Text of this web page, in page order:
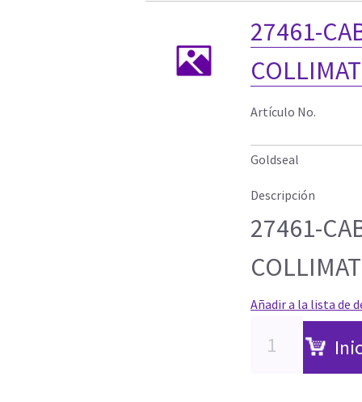
27461-
Artículo No.
Goldseal
Descripción
27461-
Añadir a la lista de